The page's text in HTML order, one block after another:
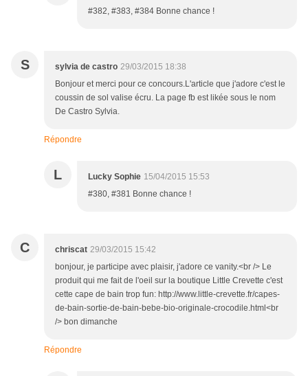
#382, #383, #384 Bonne chance !
S sylvia de castro 29/03/2015 18:38
Bonjour et merci pour ce concours.L'article que j'adore c'est le
coussin de sol valise écru. La page fb est likée sous le nom
De Castro Sylvia.
Répondre
L Lucky Sophie 15/04/2015 15:53
#380, #381 Bonne chance !
C chriscat 29/03/2015 15:42
bonjour, je participe avec plaisir, j'adore ce vanity.<br /> Le
produit qui me fait de l'oeil sur la boutique Little Crevette c'est
cette cape de bain trop fun: http://www.little-crevette.fr/capes-
de-bain-sortie-de-bain-bebe-bio-originale-crocodile.html<br
/> bon dimanche
Répondre